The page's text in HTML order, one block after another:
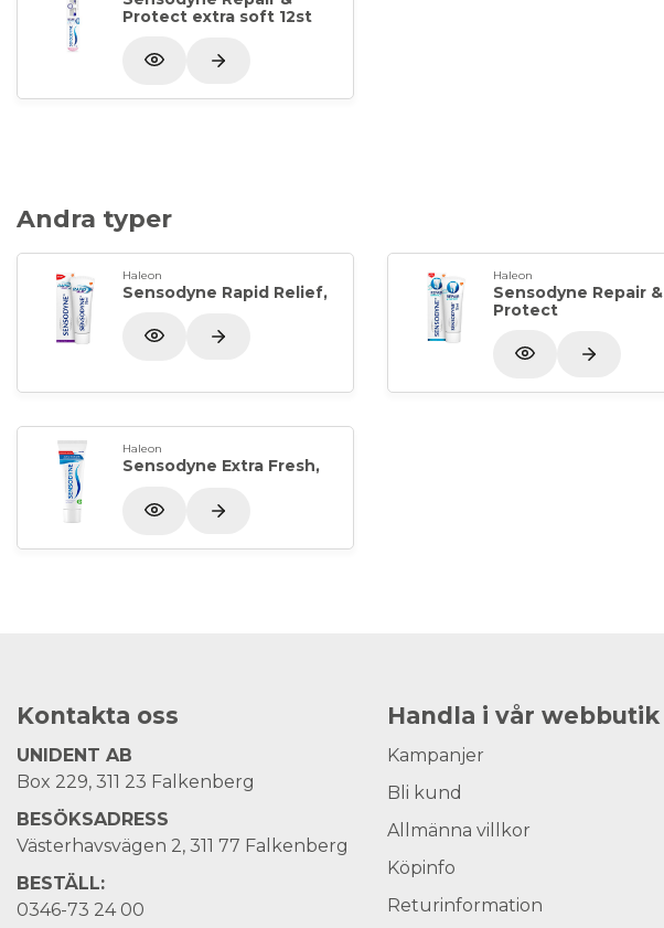
Protect extra soft 12st
Andra typer
Haleon
Sensodyne Rapid Relief,
Haleon
Sensodyne Repair &
Protect
Haleon
Sensodyne Extra Fresh,
Kontakta oss
UNIDENT AB
Box 229, 311 23 Falkenberg
BESÖKSADRESS
Västerhavsvägen 2, 311 77 Falkenberg
BESTÄLL:
0346-73 24 00
Handla i vår webbutik
Kampanjer
Bli kund
Allmänna villkor
Köpinfo
Returinformation